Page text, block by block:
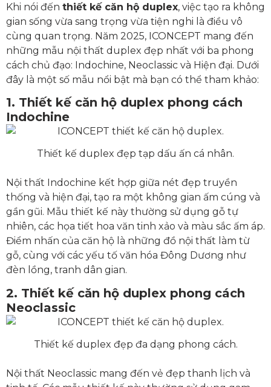
Khi nói đến thiết kế căn hộ duplex, việc tạo ra không
gian sống vừa sang trọng vừa tiện nghi là điều vô
cùng quan trọng. Năm 2025, ICONCEPT mang đến
những mẫu nội thất duplex đẹp nhất với ba phong
cách chủ đạo: Indochine, Neoclassic và Hiện đại. Dưới
đây là một số mẫu nổi bật mà bạn có thể tham khảo:
1. Thiết kế căn hộ duplex phong cách
Indochine
Thiết kế duplex đẹp tạp dấu ấn cá nhân.
Nội thất Indochine kết hợp giữa nét đẹp truyền
thống và hiện đại, tạo ra một không gian ấm cúng và
gần gũi. Mẫu thiết kế này thường sử dụng gỗ tự
nhiên, các họa tiết hoa văn tinh xảo và màu sắc ấm áp.
Điểm nhấn của căn hộ là những đồ nội thất làm từ
gỗ, cùng với các yếu tố văn hóa Đông Dương như
đèn lồng, tranh dân gian.
2. Thiết kế căn hộ duplex phong cách
Neoclassic
Thiết kế duplex đẹp đa dạng phong cách.
Nội thất Neoclassic mang đến vẻ đẹp thanh lịch và